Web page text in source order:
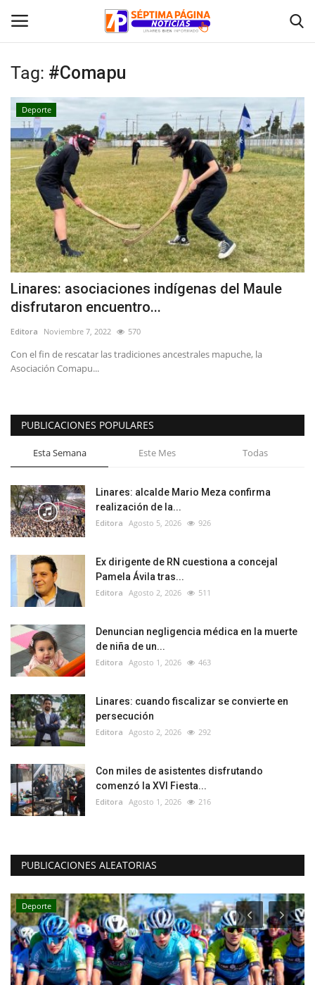
Inicio
Crónica
Policial
Tribunales
Deporte
Política
Espectáculos
Tag: #Comapu
Deporte
Linares: asociaciones indígenas del Maule
disfrutaron encuentro...
Editora Noviembre 7, 2022 570
Con el fin de rescatar las tradiciones ancestrales mapuche, la
Asociación Comapu...
PUBLICACIONES POPULARES
Esta Semana Este Mes Todas
Linares: alcalde Mario Meza confirma
realización de la...
Editora Agosto 5, 2026 926
Ex dirigente de RN cuestiona a concejal
Pamela Ávila tras...
Editora Agosto 2, 2026 511
Denuncian negligencia médica en la muerte
de niña de un...
Editora Agosto 1, 2026 463
Linares: cuando fiscalizar se convierte en
persecución
Editora Agosto 2, 2026 292
Con miles de asistentes disfrutando
comenzó la XVI Fiesta...
Editora Agosto 1, 2026 216
PUBLICACIONES ALEATORIAS
Deporte